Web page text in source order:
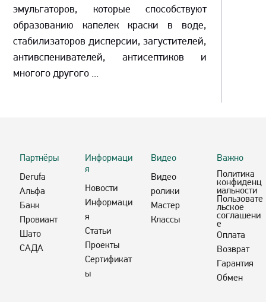
эмульгаторов, которые способствуют
образованию капелек краски в воде,
стабилизаторов дисперсии, загустителей,
антивспенивателей, антисептиков и
многого другого ...
Партнёры
Derufa
Альфа
Банк
Провиант
Шато
САДА
Информаци
я
Новости
Информаци
я
Статьи
Проекты
Сертификат
ы
Видео
Видео
ролики
Мастер
Классы
Важно
Политика
конфиденц
иальности
Пользовате
льское
соглашени
е
Оплата
Возврат
Гарантия
Обмен